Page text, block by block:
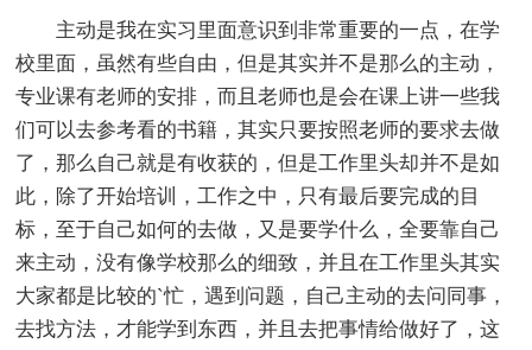
主动是我在实习里面意识到非常重要的一点，在学
校里面，虽然有些自由，但是其实并不是那么的主动，
专业课有老师的安排，而且老师也是会在课上讲一些我
们可以去参考看的书籍，其实只要按照老师的要求去做
了，那么自己就是有收获的，但是工作里头却并不是如
此，除了开始培训，工作之中，只有最后要完成的目
标，至于自己如何的去做，又是要学什么，全要靠自己
来主动，没有像学校那么的细致，并且在工作里头其实
大家都是比较的`忙，遇到问题，自己主动的去问同事，
去找方法，才能学到东西，并且去把事情给做好了，这